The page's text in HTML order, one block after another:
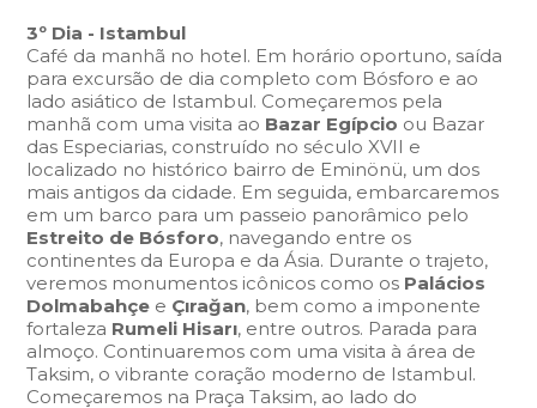
3º Dia - Istambul
Café da manhã no hotel. Em horário oportuno, saída
para excursão de dia completo com Bósforo e ao
lado asiático de Istambul. Começaremos pela
manhã com uma visita ao Bazar Egípcio ou Bazar
das Especiarias, construído no século XVII e
localizado no histórico bairro de Eminönü, um dos
mais antigos da cidade. Em seguida, embarcaremos
em um barco para um passeio panorâmico pelo
Estreito de Bósforo, navegando entre os
continentes da Europa e da Ásia. Durante o trajeto,
veremos monumentos icônicos como os Palácios
Dolmabahçe e Çırağan, bem como a imponente
fortaleza Rumeli Hisarı, entre outros. Parada para
almoço. Continuaremos com uma visita à área de
Taksim, o vibrante coração moderno de Istambul.
Começaremos na Praça Taksim, ao lado do